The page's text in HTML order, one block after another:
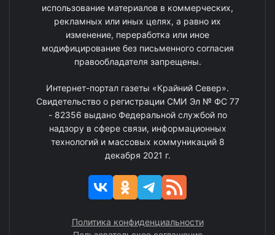
использование материалов в коммерческих,
рекламных или иных целях, а равно их
изменение, переработка или иное
модифицирование без письменного согласия
правообладателя запрещены.
Интернет-портал газеты «Крайний Север».
Свидетельство о регистрации СМИ Эл № ФС 77
- 82356 выдано Федеральной службой по
надзору в сфере связи, информационных
технологий и массовых коммуникаций 8
декабря 2021 г.
Политика конфиденциальности